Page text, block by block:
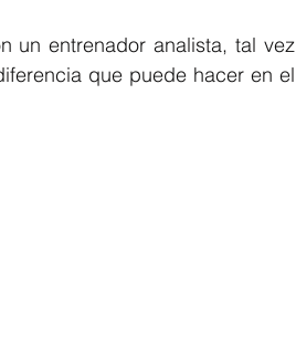
un entrenador analista, tal vez
que puede hacer en el